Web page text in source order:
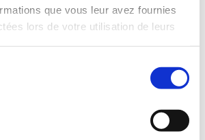
que vous leur avez fournies
lors de votre utilisation de leurs
(chèque-cadeau, vacances,
aux bénéfices et intéressement
à proximité